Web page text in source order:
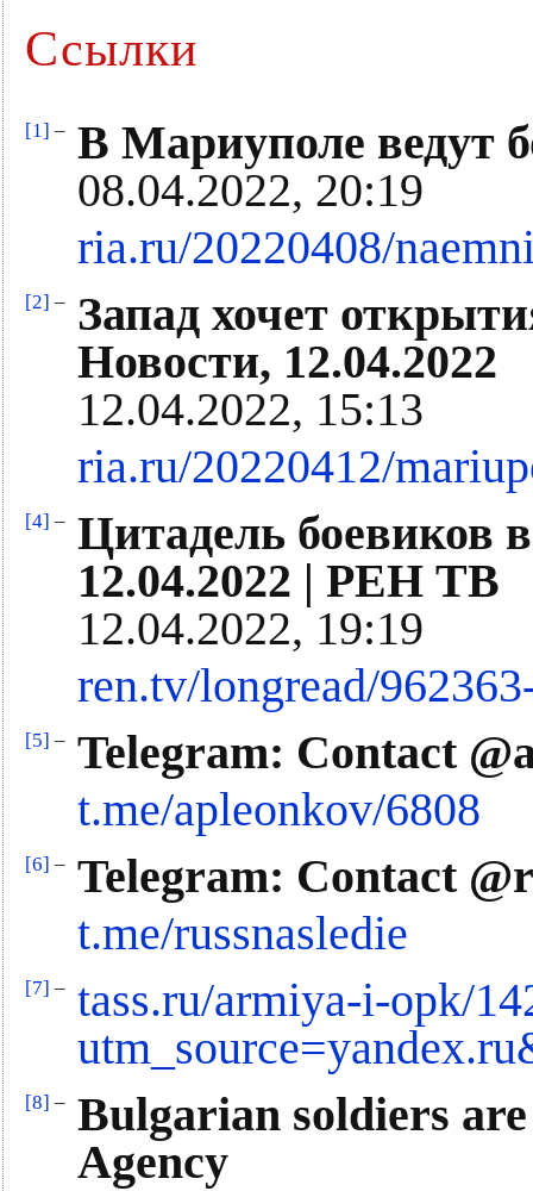
Ссылки
[1] – В Мариуполе ведут
08.04.2022, 20:19
ria.ru/20220408/
[2] – Запад хочет
Новости, 12.04.2022
12.04.2022, 15:13
ria.ru/20220412/
[4] – Цитадель боевиков
12.04.2022 | РЕН ТВ
12.04.2022, 19:19
ren.tv/longread/
[5] – Telegram: Contact
t.me/apleonkov/6808
[6] – Telegram: Contact
t.me/russnasledie
[7] – tass.ru/armiya-i-opk/
[8] – Bulgarian soldiers
Agency